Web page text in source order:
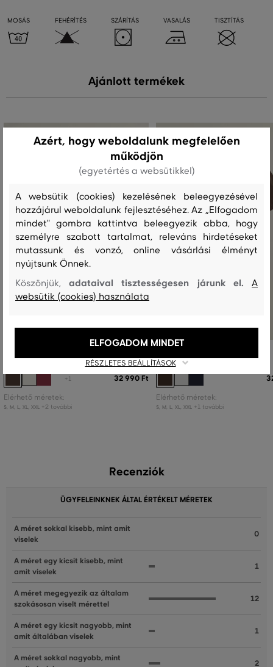
MOSÁS FEHÉRÍTÉS SZÁRÍTÁS VASALÁS TISZTÍTÁS
Ajánlott termékek
+1 32 990 Ft
Elérhető méretek:
S M L XL XXL +2 további
Elérhető méretek:
S M L XL XXL +1 további
Recenziók
ÜGYFELEINKNEK ÁLTAL ÉRTÉKELT MÉRETEK
A méret sokkal kisebb, mint amit
viselek
0
A méret egy kicsit kisebb, mint
amit viselek
1
A méret megegyezik az általam
szokásosan viselt mérettel
12
A méret egy kicsit nagyobb, mint
amit általában viselek
1
A méret sokkal nagyobb, mint
2
Azért, hogy weboldalunk megfelelően
működjön
(egyetértés a websütikkel)
A websütik (cookies) kezelésének beleegyezésével
hozzájárul weboldalunk fejlesztéséhez. Az „Elfogadom
mindet" gombra kattintva beleegyezik abba, hogy
személyre szabott tartalmat, releváns hirdetéseket
mutassunk és vonzó, online vásárlási élményt
nyújtsunk Önnek.
Köszönjük,adataival tisztességesen járunk el.A
websütik (cookies) használata
RÉSZLETES BEÁLLÍTÁSOK
ELFOGADOM MINDET